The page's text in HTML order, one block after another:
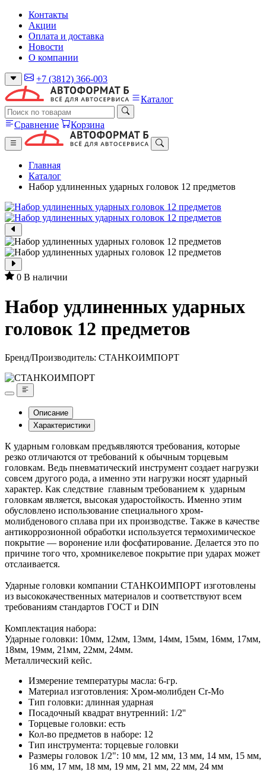
Контакты
Акции
Оплата и доставка
Новости
О компании
+7 (3812) 366-003
Каталог
Сравнение Корзина
Главная
Каталог
Набор удлиненных ударных головок 12 предметов
0 В наличии
Набор удлиненных ударных
головок 12 предметов
Бренд/Производитель: СТАНКОИМПОРТ
Описание
Характеристики
К ударным головкам предъявляются требования, которые
резко отличаются от требований к обычным торцевым
головкам. Ведь пневматический инструмент создает нагрузки
совсем другого рода, а именно эти нагрузки носят ударный
характер. Как следствие главным требованием к ударным
головкам является, высокая ударостойкость. Именно этим
обусловлено использование специального хром-
молибденового сплава при их производстве. Также в качестве
антикоррозионной обработки используется термохимическое
покрытие — воронение или фосфатирование. Делается это по
причине того что, хромникелевое покрытие при ударах может
отслаивается.
Ударные головки компании СТАНКОИМПОРТ изготовлены
из высококачественных материалов и соответствуют всем
требованиям стандартов ГОСТ и DIN
Комплектация набора:
Ударные головки: 10мм, 12мм, 13мм, 14мм, 15мм, 16мм, 17мм,
18мм, 19мм, 21мм, 22мм, 24мм.
Металлический кейс.
Измерение температуры масла: 6-гр.
Материал изготовления: Хром-молибден Cr-Mo
Тип головки: длинная ударная
Посадочный квадрат внутренний: 1/2''
Торцевые головки: есть
Кол-во предметов в наборе: 12
Тип инструмента: торцевые головки
Размеры головок 1/2": 10 мм, 12 мм, 13 мм, 14 мм, 15 мм,
16 мм, 17 мм, 18 мм, 19 мм, 21 мм, 22 мм, 24 мм